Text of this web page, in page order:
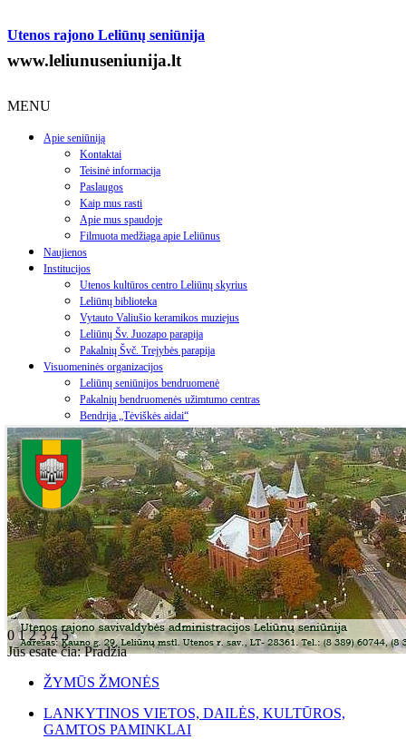
Utenos rajono Leliūnų seniūnija
www.leliunuseniunija.lt
MENU
Apie seniūniją
Kontaktai
Teisinė informacija
Paslaugos
Kaip mus rasti
Apie mus spaudoje
Filmuota medžiaga apie Leliūnus
Naujienos
Institucijos
Utenos kultūros centro Leliūnų skyrius
Leliūnų biblioteka
Vytauto Valiušio keramikos muziejus
Leliūnų Šv. Juozapo parapija
Pakalnių Švč. Trejybės parapija
Visuomeninės organizacijos
Leliūnų seniūnijos bendruomenė
Pakalnių bendruomenės užimtumo centras
Bendrija „Tėviškės aidai“
012345
Jūs esate čia:Pradžia
ŽYMŪS ŽMONĖS
LANKYTINOS VIETOS, DAILĖS, KULTŪROS,
GAMTOS PAMINKLAI